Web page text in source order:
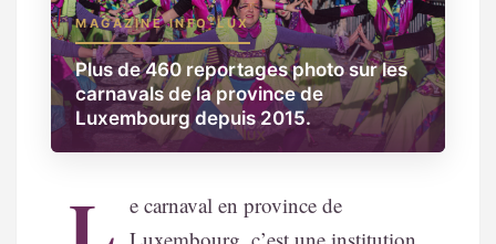
MAGAZINE INFO-LUX
Plus de 460 reportages photo sur les
carnavals de la province de
Luxembourg depuis 2015.
e carnaval en province de